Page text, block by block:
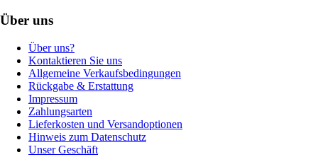
Über uns
Über uns?
Kontaktieren Sie uns
Allgemeine Verkaufsbedingungen
Rückgabe & Erstattung
Impressum
Zahlungsarten
Lieferkosten und Versandoptionen
Hinweis zum Datenschutz
Unser Geschäft